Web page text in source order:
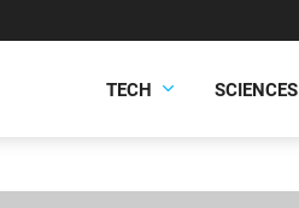
TECH SCIENCES